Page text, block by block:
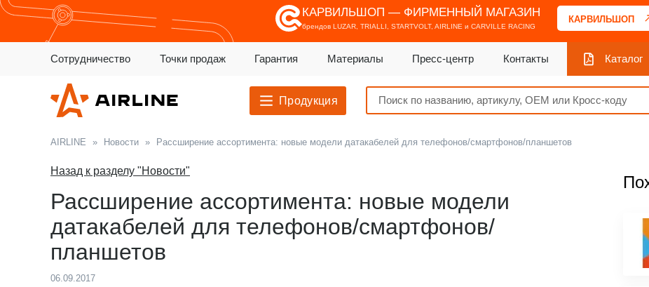
КАРВИЛЬШОП — ФИРМЕННЫЙ МАГАЗИН
брендов LUZAR, TRIALLI, STARTVOLT, AIRLINE и CARVILLE RACING
КАРВИЛЬШОП
Сотрудничество Точки продаж Гарантия Материалы Пресс-центр Контакты Каталог
Продукция
AIRLINE » Новости » Рассширение ассортимента: новые модели датакабелей для телефонов/смартфонов/планшетов
Назад к разделу "Новости"
Рассширение ассортимента: новые модели
датакабелей для телефонов/смартфонов/
планшетов
06.09.2017